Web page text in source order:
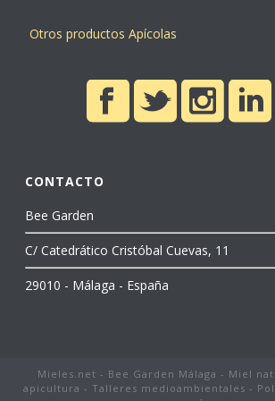
Otros productos Apícolas
CONTACTO
Bee Garden
C/ Catedrático Cristóbal Cuevas, 11
29010 - Málaga - España
Mieles.net - Bee Garden Málaga - Miel
apicultura - Talleres medioambientales -